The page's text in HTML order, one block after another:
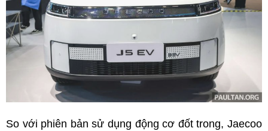
So với phiên bản sử dụng động cơ đốt trong, Jaecoo